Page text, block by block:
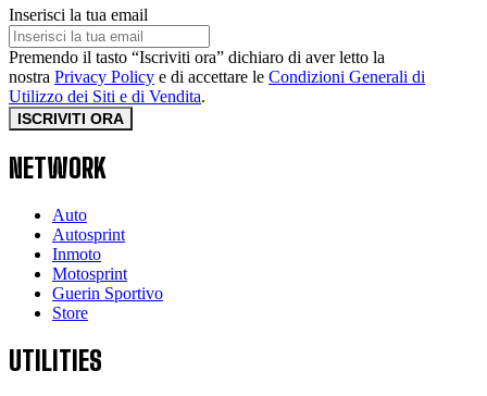
Inserisci la tua email
Premendo il tasto “Iscriviti ora” dichiaro di aver letto la
nostra Privacy Policy e di accettare le Condizioni Generali di
Utilizzo dei Siti e di Vendita.
ISCRIVITI ORA
NETWORK
Auto
Autosprint
Inmoto
Motosprint
Guerin Sportivo
Store
UTILITIES